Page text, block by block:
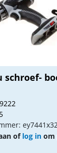
schroef-
ey7441x32
of log in om